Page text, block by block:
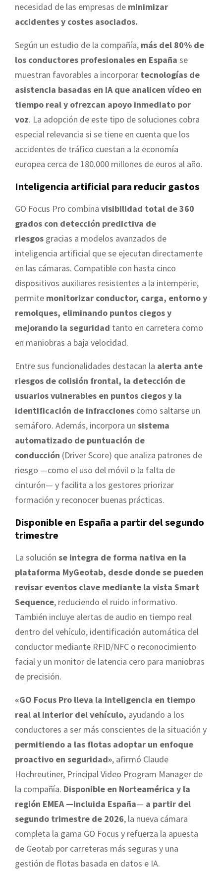
necesidad de las empresas de minimizar
accidentes y costes asociados.
Según un estudio de la compañía, más del 80% de
los conductores profesionales en España se
muestran favorables a incorporar tecnologías de
asistencia basadas en IA que analicen vídeo en
tiempo real y ofrezcan apoyo inmediato por
voz. La adopción de este tipo de soluciones cobra
especial relevancia si se tiene en cuenta que los
accidentes de tráfico cuestan a la economía
europea cerca de 180.000 millones de euros al año.
Inteligencia artificial para reducir gastos
GO Focus Pro combina visibilidad total de 360
grados con detección predictiva de
riesgos gracias a modelos avanzados de
inteligencia artificial que se ejecutan directamente
en las cámaras. Compatible con hasta cinco
dispositivos auxiliares resistentes a la intemperie,
permite monitorizar conductor, carga, entorno y
remolques, eliminando puntos ciegos y
mejorando la seguridad tanto en carretera como
en maniobras a baja velocidad.
Entre sus funcionalidades destacan la alerta ante
riesgos de colisión frontal, la detección de
usuarios vulnerables en puntos ciegos y la
identificación de infracciones como saltarse un
semáforo. Además, incorpora un sistema
automatizado de puntuación de
conducción (Driver Score) que analiza patrones de
riesgo —como el uso del móvil o la falta de
cinturón— y facilita a los gestores priorizar
formación y reconocer buenas prácticas.
Disponible en España a partir del segundo
trimestre
La solución se integra de forma nativa en la
plataforma MyGeotab, desde donde se pueden
revisar eventos clave mediante la vista Smart
Sequence, reduciendo el ruido informativo.
También incluye alertas de audio en tiempo real
dentro del vehículo, identificación automática del
conductor mediante RFID/NFC o reconocimiento
facial y un monitor de latencia cero para maniobras
de precisión.
«GO Focus Pro lleva la inteligencia en tiempo
real al interior del vehículo, ayudando a los
conductores a ser más conscientes de la situación y
permitiendo a las flotas adoptar un enfoque
proactivo en seguridad», afirmó Claude
Hochreutiner, Principal Video Program Manager de
la compañía. Disponible en Norteamérica y la
región EMEA —incluida España— a partir del
segundo trimestre de 2026, la nueva cámara
completa la gama GO Focus y refuerza la apuesta
de Geotab por carreteras más seguras y una
gestión de flotas basada en datos e IA.